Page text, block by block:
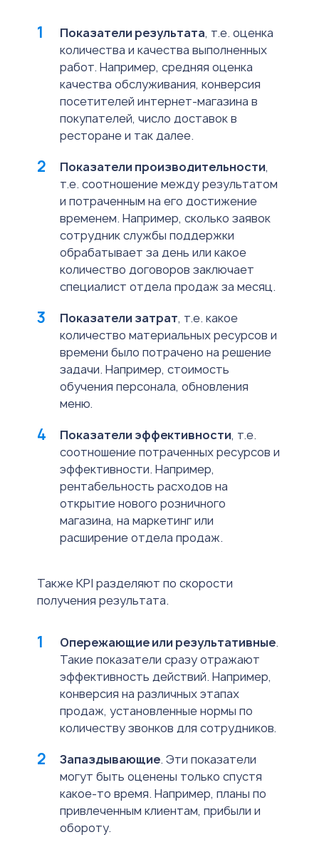
Показатели результата, т.е. оценка
количества и качества выполненных
работ. Например, средняя оценка
качества обслуживания, конверсия
посетителей интернет-магазина в
покупателей, число доставок в
ресторане и так далее.
Показатели производительности,
т.е. соотношение между результатом
и потраченным на его достижение
временем. Например, сколько заявок
сотрудник службы поддержки
обрабатывает за день или какое
количество договоров заключает
специалист отдела продаж за месяц.
Показатели затрат, т.е. какое
количество материальных ресурсов и
времени было потрачено на решение
задачи. Например, стоимость
обучения персонала, обновления
меню.
Показатели эффективности, т.е.
соотношение потраченных ресурсов и
эффективности. Например,
рентабельность расходов на
открытие нового розничного
магазина, на маркетинг или
расширение отдела продаж.
Также KPI разделяют по скорости
получения результата.
Опережающие или результативные.
Такие показатели сразу отражают
эффективность действий. Например,
конверсия на различных этапах
продаж, установленные нормы по
количеству звонков для сотрудников.
Запаздывающие. Эти показатели
могут быть оценены только спустя
какое-то время. Например, планы по
привлеченным клиентам, прибыли и
обороту.